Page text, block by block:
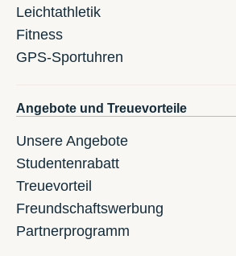
Leichtathletik
Fitness
GPS-Sportuhren
Angebote und Treuevorteile
Unsere Angebote
Studentenrabatt
Treuevorteil
Freundschaftswerbung
Partnerprogramm